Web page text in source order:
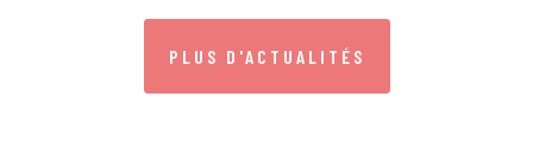
PLUS D'ACTUALITÉS